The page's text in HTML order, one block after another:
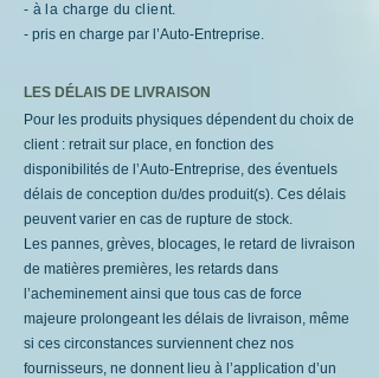
- à la charge du client.
- pris en charge par l’Auto-Entreprise.
LES DÉLAIS DE LIVRAISON
Pour les produits physiques dépendent du choix de
client : retrait sur place, en fonction des
disponibilités de l’Auto-Entreprise, des éventuels
délais de conception du/des produit(s). Ces délais
peuvent varier en cas de rupture de stock.
Les pannes, grèves, blocages, le retard de livraison
de matières premières, les retards dans
l’acheminement ainsi que tous cas de force
majeure prolongeant les délais de livraison, même
si ces circonstances surviennent chez nos
fournisseurs, ne donnent lieu à l’application d’un